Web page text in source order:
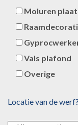
Moluren
Vals plafond
Overige
Locatie van de